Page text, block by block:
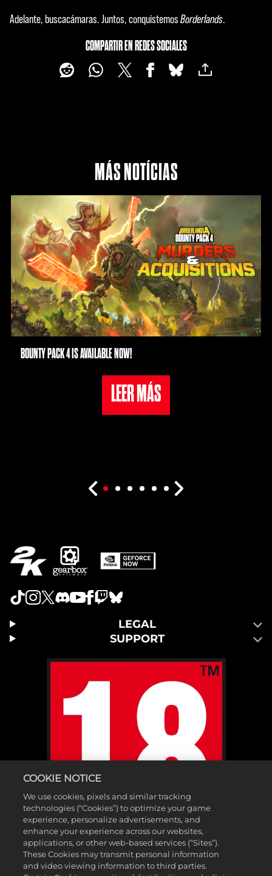
Adelante, buscacámaras. Juntos, conquistemosBorderlands.
COMPARTIR EN REDES SOCIALES
MÁS NOTÍCIAS
BOUNTY PACK 4 IS AVAILABLE NOW!
LEER MÁS
LEGAL
SUPPORT
COOKIE NOTICE
We use cookies, pixels and similar tracking
technologies (“Cookies”) to optimize your game
experience, personalize advertisements, and
enhance your experience across our websites,
applications, or other web-based services (“Sites”).
These Cookies may transmit personal information
and video viewing information to third parties.